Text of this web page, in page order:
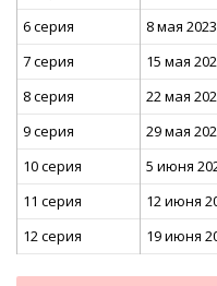
6 серия
8 мая 2023
7 серия
15 мая
8 серия
22 мая
9 серия
29 мая
10 серия
5 июня
11 серия
12 июня
12 серия
19 июня